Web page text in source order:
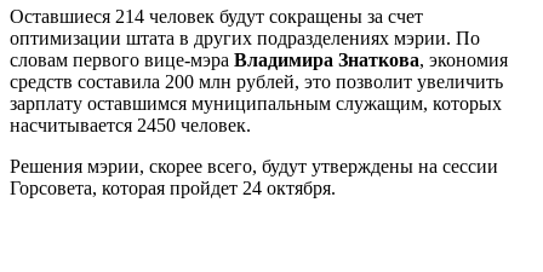
Оставшиеся 214 человек будут сокращены за счет
оптимизации штата в других подразделениях мэрии. По
словам первого вице-мэра Владимира Знаткова, экономия
средств составила 200 млн рублей, это позволит увеличить
зарплату оставшимся муниципальным служащим, которых
насчитывается 2450 человек.
Решения мэрии, скорее всего, будут утверждены на сессии
Горсовета, которая пройдет 24 октября.